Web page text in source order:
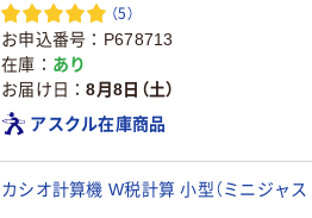
（5）
お申込番号
P678713
在庫
あり
お届け日
8月8日（土）
アスクル在庫商品
カシオ計算機 W税計算 小型（ミニジャ